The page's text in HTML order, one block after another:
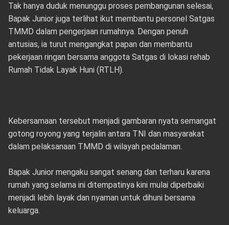
Tak hanya duduk menunggu proses pembangunan selesai,
Bapak Junior juga terlihat ikut membantu personel Satgas
TMMD dalam pengerjaan rumahnya. Dengan penuh
antusias, ia turut mengangkat papan dan membantu
pekerjaan ringan bersama anggota Satgas di lokasi rehab
Rumah Tidak Layak Huni (RTLH).
Kebersamaan tersebut menjadi gambaran nyata semangat
gotong royong yang terjalin antara TNI dan masyarakat
dalam pelaksanaan TMMD di wilayah pedalaman.
Bapak Junior mengaku sangat senang dan terharu karena
rumah yang selama ini ditempatinya kini mulai diperbaiki
menjadi lebih layak dan nyaman untuk dihuni bersama
keluarga.